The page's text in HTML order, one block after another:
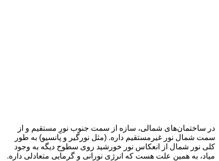
در ساختمان‌های شمالی، سازه از سمت جنوب نورِ مستقیم و از
سمت شمال نور غیرمستقیم داره. (مثل نورگیر و پانسیو) به طور
کلی نور شمال از انعکاس نور خورشید روی سطوح دیگه به وجود
میاد، به همین علت هست که انرژی نورانی و گرمایی متعادلی داره.